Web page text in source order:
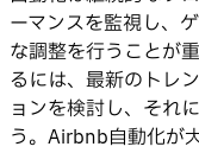
ーマンスを監視し、
な調整を行うことが
るには、最新のトレ
ョンを検討し、それ
う。Airbnb自動化が